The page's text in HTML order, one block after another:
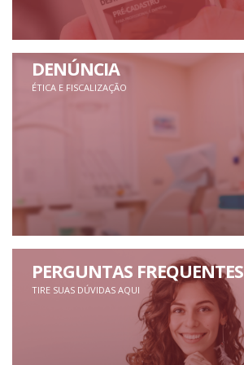
DENÚNCIA
ÉTICA E FISCALIZAÇÃO
PERGUNTAS FREQUENTES
TIRE SUAS DÚVIDAS AQUI